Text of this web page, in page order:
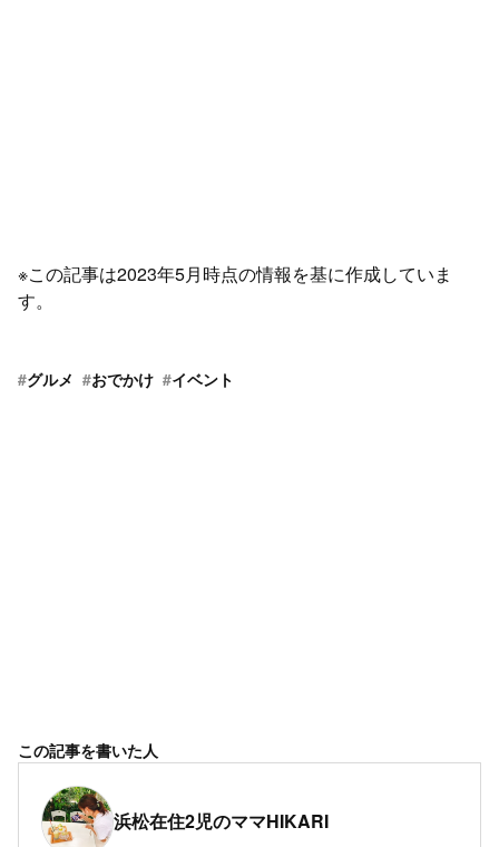
※この記事は2023年5月時点の情報を基に作成していま
す。
#グルメ #おでかけ #イベント
この記事を書いた人
浜松在住2児のママHIKARI